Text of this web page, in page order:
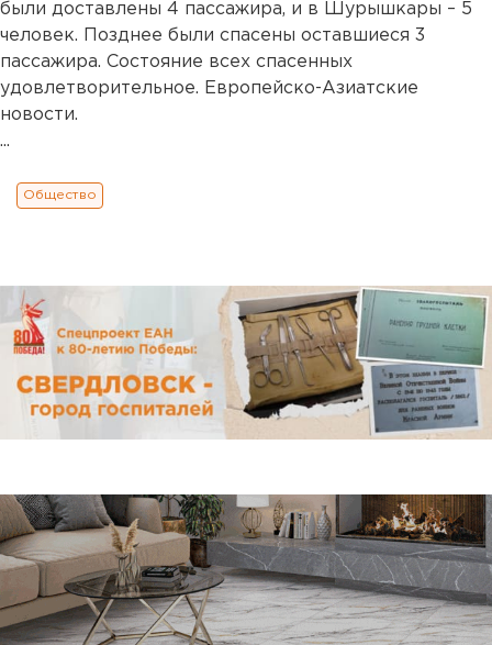
были доставлены 4 пассажира, и в Шурышкары – 5
человек. Позднее были спасены оставшиеся 3
пассажира. Состояние всех спасенных
удовлетворительное. Европейско-Азиатские
новости.
...
Общество